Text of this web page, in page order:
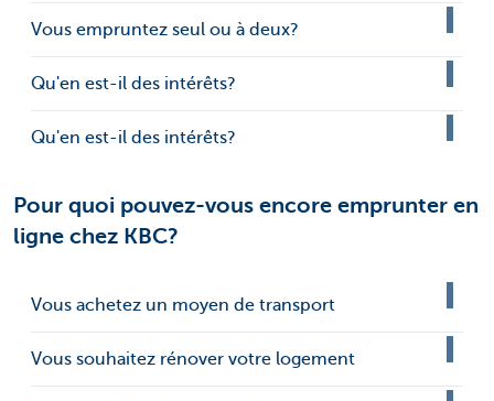
Vous empruntez seul ou à deux?
Qu'en est-il des intérêts?
Qu'en est-il des intérêts?
Pour quoi pouvez-vous encore emprunter en
ligne chez KBC?
Vous achetez un moyen de transport
Vous souhaitez rénover votre logement